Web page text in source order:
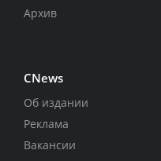
Архив
CNews
Об издании
Реклама
Вакансии